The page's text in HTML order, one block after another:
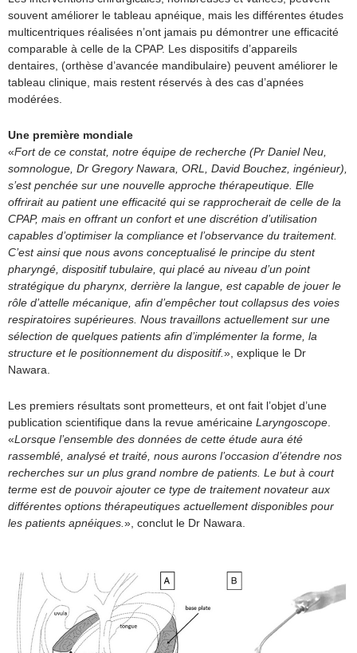
souvent améliorer le tableau apnéique, mais les différentes études
multicentriques réalisées n’ont jamais pu démontrer une efficacité
comparable à celle de la CPAP. Les dispositifs d’appareils
dentaires, (orthèse d’avancée mandibulaire) peuvent améliorer le
tableau clinique, mais restent réservés à des cas d’apnées
modérées.
Une première mondiale
«Fort de ce constat, notre équipe de recherche (Pr Daniel Neu,
somnologue, Dr Gregory Nawara, ORL, David Bouchez, ingénieur),
s’est penchée sur une nouvelle approche thérapeutique. Elle
offrirait au patient une efficacité qui se rapprocherait de celle de la
CPAP, mais en offrant un confort et une discrétion d’utilisation
capables d’optimiser la compliance et l’observance du traitement.
C’est ainsi que nous avons conceptualisé le principe du stent
pharyngé, dispositif tubulaire, qui placé au niveau d’un point
stratégique du pharynx, derrière la langue, est capable de jouer le
rôle d’attelle mécanique, afin d’empêcher tout collapsus des voies
respiratoires supérieures. Nous travaillons actuellement sur une
sélection de quelques patients afin d’implémenter la forme, la
structure et le positionnement du dispositif.», explique le Dr
Nawara.
Les premiers résultats sont prometteurs, et ont fait l’objet d’une
publication scientifique dans la revue américaine Laryngoscope
«Lorsque l’ensemble des données de cette étude aura été
rassemblé, analysé et traité, nous aurons l’occasion d’étendre nos
recherches sur un plus grand nombre de patients. Le but à court
terme est de pouvoir ajouter ce type de traitement novateur aux
différentes options thérapeutiques actuellement disponibles pour
les patients apnéiques. », conclut le Dr Nawara.